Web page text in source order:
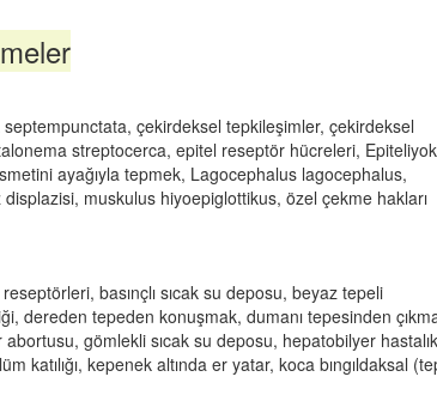
çekirdeksel tepkileşimler, çekirdeksel
streptocerca, epitel reseptör hücreleri,
ayağıyla tepmek, Lagocephalus lagocephalus,
muskulus hiyoepiglottikus, özel çekme hakları
basınçlı sıcak su deposu, beyaz tepeli
dereden tepeden konuşmak, dumanı tepesinden
gömlekli sıcak su deposu, hepatobilyer
kepenek altında er yatar, koca bıngıldaksal